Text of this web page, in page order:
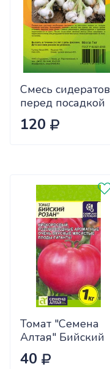
Смесь сидератов
перед посадкой
чеснока 0,5кг
САДОВИТА
120
Томат "Семена
Алтая" Бийский
Розан 0,05
40